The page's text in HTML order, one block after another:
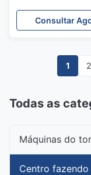
usinagem vertical
4 eixos com
Consultar
1 2
Todas as
Máquinas do
Centro